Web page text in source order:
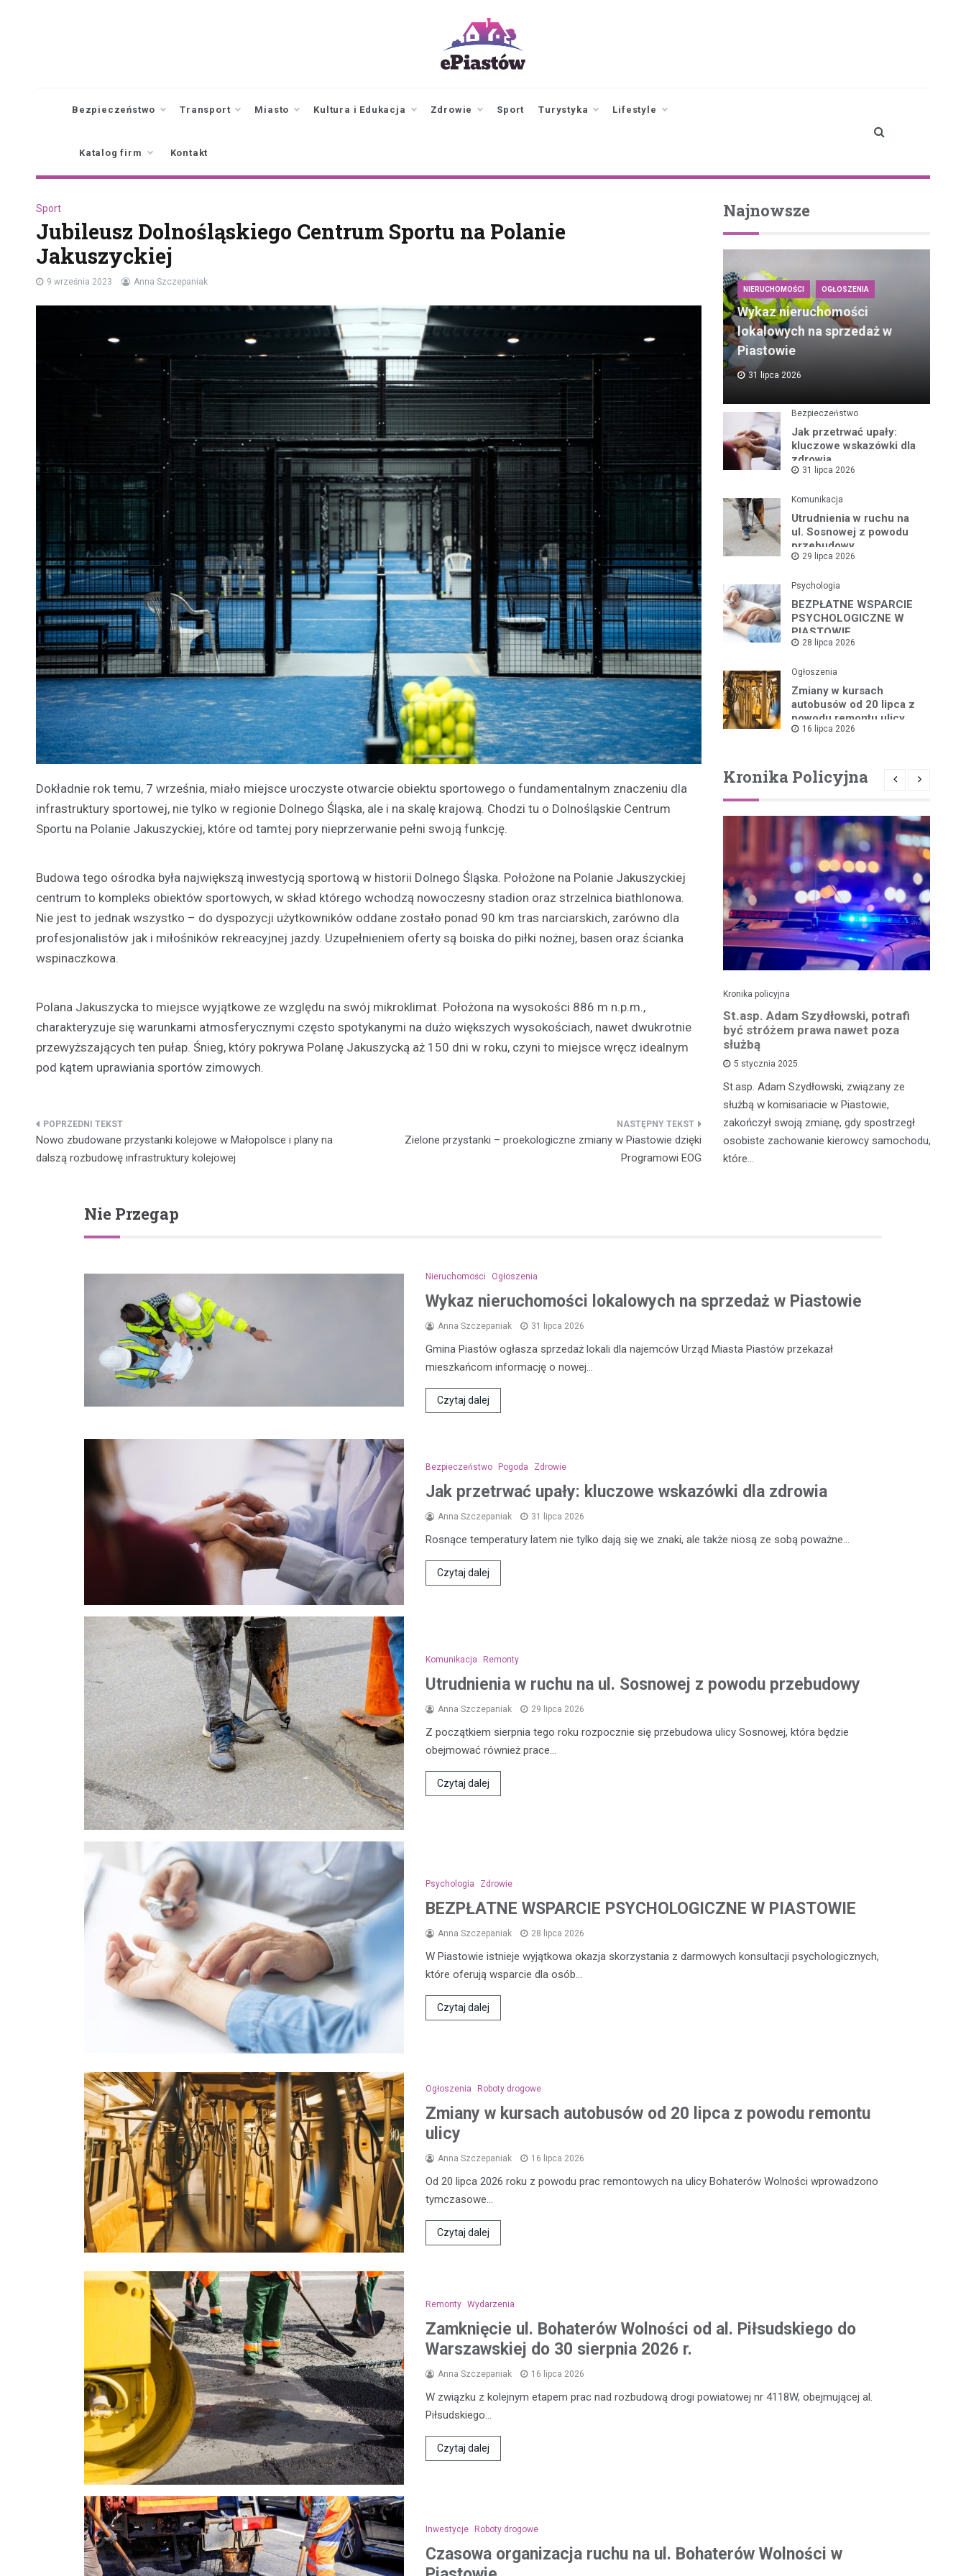
Piastowa i
okolicy
Bezpieczeństwo Transport Miasto Kultura i Edukacja Zdrowie Sport Turystyka Lifestyle
Katalog firm Kontakt
Sport
Jubileusz Dolnośląskiego Centrum Sportu na Polanie
Jakuszyckiej
9 września 2023 Anna Szczepaniak
Dokładnie rok temu, 7 września, miało miejsce uroczyste otwarcie obiektu sportowego o fundamentalnym znaczeniu dla
infrastruktury sportowej, nie tylko w regionie Dolnego Śląska, ale i na skalę krajową. Chodzi tu o Dolnośląskie Centrum
Sportu na Polanie Jakuszyckiej, które od tamtej pory nieprzerwanie pełni swoją funkcję.
Budowa tego ośrodka była największą inwestycją sportową w historii Dolnego Śląska. Położone na Polanie Jakuszyckiej
centrum to kompleks obiektów sportowych, w skład którego wchodzą nowoczesny stadion oraz strzelnica biathlonowa.
Nie jest to jednak wszystko – do dyspozycji użytkowników oddane zostało ponad 90 km tras narciarskich, zarówno dla
profesjonalistów jak i miłośników rekreacyjnej jazdy. Uzupełnieniem oferty są boiska do piłki nożnej, basen oraz ścianka
wspinaczkowa.
Polana Jakuszycka to miejsce wyjątkowe ze względu na swój mikroklimat. Położona na wysokości 886 m n.p.m.,
charakteryzuje się warunkami atmosferycznymi często spotykanymi na dużo większych wysokościach, nawet dwukrotnie
przewyższających ten pułap. Śnieg, który pokrywa Polanę Jakuszycką aż 150 dni w roku, czyni to miejsce wręcz idealnym
pod kątem uprawiania sportów zimowych.
Nawigacja
wpisu
Nowo zbudowane przystanki kolejowe w Małopolsce i plany na
dalszą rozbudowę infrastruktury kolejowej
Zielone przystanki – proekologiczne zmiany w Piastowie dzięki
Programowi EOG
Najnowsze
NIERUCHOMOŚCI OGŁOSZENIA
Wykaz nieruchomości
lokalowych na sprzedaż w
Piastowie
31 lipca 2026
Bezpieczeństwo
Jak przetrwać upały:
kluczowe wskazówki dla
zdrowia
31 lipca 2026
Komunikacja
Utrudnienia w ruchu na
ul. Sosnowej z powodu
przebudowy
29 lipca 2026
Psychologia
BEZPŁATNE WSPARCIE
PSYCHOLOGICZNE W
PIASTOWIE
28 lipca 2026
Ogłoszenia
Zmiany w kursach
autobusów od 20 lipca z
powodu remontu ulicy
16 lipca 2026
Kronika Policyjna
Agresywny mężczyzna, uszkadzając
zaparkowane pojazdy, spowodował
straty wynoszące ponad 13 tysięcy
złotych
doszło do incydentu, w którym agresywny i
pod wpływem alkoholu mężczyzna
Kronika policyjna
St.asp. Adam Szydłowski, potrafi
być stróżem prawa nawet poza
służbą
5 stycznia 2025
St.asp. Adam Szydłowski, związany ze
służbą w komisariacie w Piastowie,
zakończył swoją zmianę, gdy spostrzegł
osobiste zachowanie kierowcy samochodu,
które…
Nie Przegap
Nieruchomości Ogłoszenia
Wykaz nieruchomości lokalowych na sprzedaż w Piastowie
Anna Szczepaniak 31 lipca 2026
Gmina Piastów ogłasza sprzedaż lokali dla najemców Urząd Miasta Piastów przekazał
mieszkańcom informację o nowej…
Czytaj dalej
Bezpieczeństwo Pogoda Zdrowie
Jak przetrwać upały: kluczowe wskazówki dla zdrowia
Anna Szczepaniak 31 lipca 2026
Rosnące temperatury latem nie tylko dają się we znaki, ale także niosą ze sobą poważne…
Czytaj dalej
Komunikacja Remonty
Utrudnienia w ruchu na ul. Sosnowej z powodu przebudowy
Anna Szczepaniak 29 lipca 2026
Z początkiem sierpnia tego roku rozpocznie się przebudowa ulicy Sosnowej, która będzie
obejmować również prace…
Czytaj dalej
Psychologia Zdrowie
BEZPŁATNE WSPARCIE PSYCHOLOGICZNE W PIASTOWIE
Anna Szczepaniak 28 lipca 2026
W Piastowie istnieje wyjątkowa okazja skorzystania z darmowych konsultacji psychologicznych,
które oferują wsparcie dla osób…
Czytaj dalej
Ogłoszenia Roboty drogowe
Zmiany w kursach autobusów od 20 lipca z powodu remontu
ulicy
Anna Szczepaniak 16 lipca 2026
Od 20 lipca 2026 roku z powodu prac remontowych na ulicy Bohaterów Wolności wprowadzono
tymczasowe…
Czytaj dalej
Remonty Wydarzenia
Zamknięcie ul. Bohaterów Wolności od al. Piłsudskiego do
Warszawskiej do 30 sierpnia 2026 r.
Anna Szczepaniak 16 lipca 2026
W związku z kolejnym etapem prac nad rozbudową drogi powiatowej nr 4118W, obejmującej al.
Piłsudskiego…
Czytaj dalej
Inwestycje Roboty drogowe
Czasowa organizacja ruchu na ul. Bohaterów Wolności w